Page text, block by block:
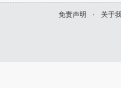
免责声明 · 关于